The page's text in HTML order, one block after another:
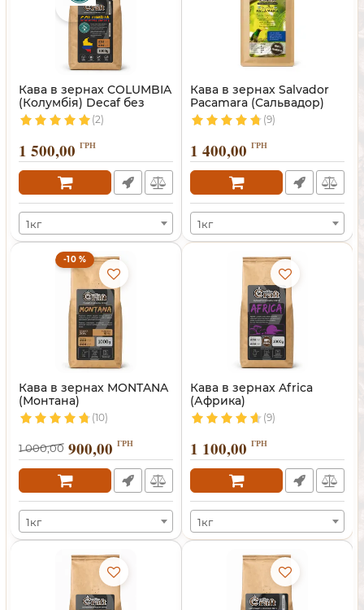
Кава в зернах COLUMBIA
(Колумбія) Decaf без
кофеїну
(2)
1 500,00 ГРН
1кг
Кава в зернах Salvador
Pacamara (Сальвадор)
(9)
1 400,00 ГРН
1кг
-10 %
Кава в зернах MONTANA
(Монтана)
(10)
1 000,00 900,00 ГРН
1кг
Кава в зернах Africa
(Африка)
(9)
1 100,00 ГРН
1кг